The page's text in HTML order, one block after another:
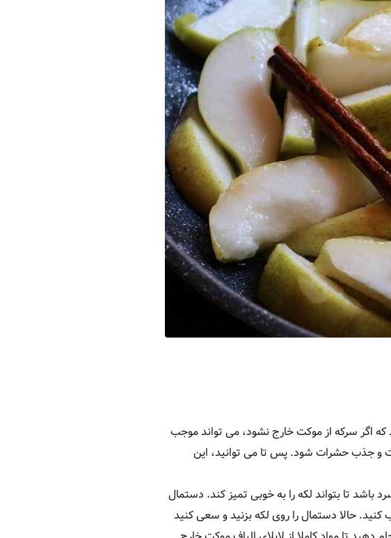
که اگر سرکه از موکت خارج نشود، می تواند موجب
و جذب حشرات شود. پس تا می توانید، این
تا بتواند لکه را به خوبی تمیز کند. دستمال
حالا دستمال را روی لکه بزنید و سعی کنید